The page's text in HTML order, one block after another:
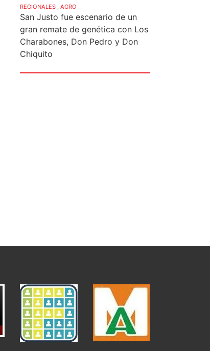
REGIONALES AGRO
San Justo fue escenario de un
gran remate de genética con Los
Charabones, Don Pedro y Don
Chiquito